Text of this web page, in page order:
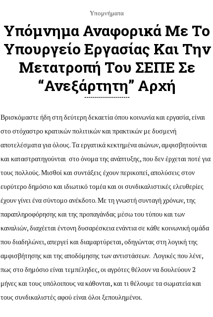
Υπομνήματα
Υπόμνημα Αναφορικά Με Το
Υπουργείο Εργασίας Και Την
Μετατροπή Του ΣΕΠΕ Σε
“Ανεξάρτητη” Αρχή
Βρισκόμαστε ήδη στη δεύτερη δεκαετία όπου κοινωνία και εργασία, είναι
στο στόχαστρο κρατικών πολιτικών και πρακτικών με δυσμενή
αποτελέσματα για όλους. Τα εργατικά κεκτημένα αιώνων, αμφισβητούνται
και καταστρατηγούνται στο όνομα της ανάπτυξης, που δεν έρχεται ποτέ για
τους πολλούς. Μισθοί και συντάξεις έχουν περικοπεί, απολύσεις στον
ευρύτερο δημόσιο και ιδιωτικό τομέα και οι συνδικαλιστικές ελευθερίες
έχουν γίνει ένα σύντομο ανέκδοτο. Με τη γνωστή συνταγή χρόνων, της
παραπληροφόρησης και της προπαγάνδας μέσω του τύπου και των
καναλιών, διαχέεται έντονη δυσαρέσκεια ενάντια σε κάθε κοινωνική ομάδα
που διαδηλώνει, απεργεί και διαμαρτύρεται, οδηγώντας στη λογική της
αμφισβήτησης και της αποδόμησης των αντιστάσεων. Λογικές που λένε,
πως στο δημόσιο είναι τεμπέληδες, οι αγρότες θέλουν να δουλεύουν 2
μήνες και τους υπόλοιπους να κάθονται, και τι θέλουμε τα σωματεία και
τους συνδικαλιστές αφού είναι όλοι ξεπουλημένοι.